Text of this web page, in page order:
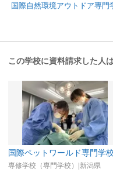
国際自然環境アウトドア専
この学校に資料請求した人
国際ペットワールド専門学校
専修学校（専門学校）|新潟県